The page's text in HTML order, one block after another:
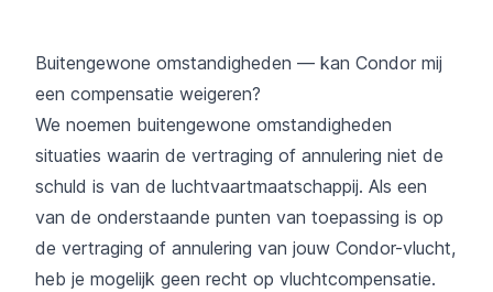
Buitengewone omstandigheden — kan Condor mij
een compensatie weigeren?
We noemen buitengewone omstandigheden
situaties waarin de vertraging of annulering niet de
schuld is van de luchtvaartmaatschappij. Als een
van de onderstaande punten van toepassing is op
de vertraging of annulering van jouw Condor-vlucht,
heb je mogelijk geen recht op vluchtcompensatie.